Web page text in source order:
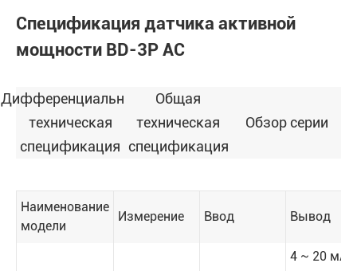
Спецификация датчика активной
мощности BD-3P AC
Дифференциальная
техническая
спецификация
Общая
техническая
спецификация
Обзор серии
Наименование
модели
Измерение Ввод Вывод
4 ~ 20 мА